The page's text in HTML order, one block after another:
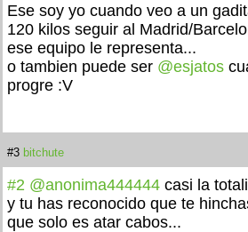
Ese soy yo cuando veo a un
120 kilos seguir al Madrid/
ese equipo le representa...
o tambien puede ser @esjatos
progre :V
#3 bitchute
#2 @anonima444444 casi la
y tu has reconocido que te
que solo es atar cabos...